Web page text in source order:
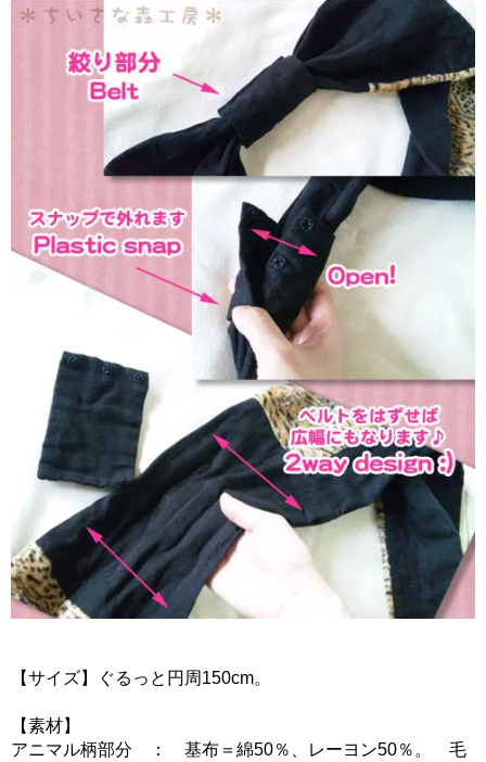
【サイズ】ぐるっと円周150cm。
【素材】
アニマル柄部分 ： 基布＝綿50％、レーヨン50％。 毛